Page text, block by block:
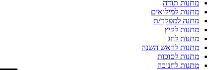
מתנות תודה
מתנות למילואים
מתנה למפקד/ת
מתנות לקיץ
מתנות לחג
מתנות לראש השנה
מתנות לסוכות
מתנות לחנוכה